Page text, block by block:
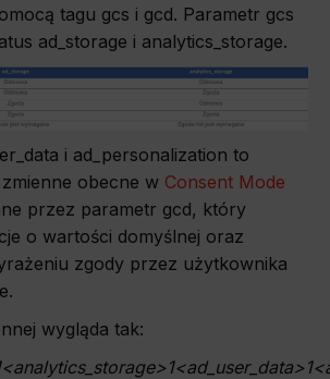
tagu gcs i gcd. Parametr gcs
ad_storage i analytics_storage.
i ad_personalization to
obecne w Consent Mode
przez parametr gcd, który
o wartości domyślnej oraz
zgody przez użytkownika
wygląda tak: